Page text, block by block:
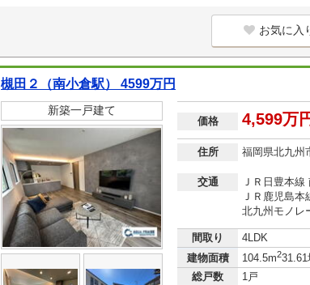
お気に入
槻田２（南小倉駅） 4599万円
新築一戸建て
価格 4,599万
住所 福岡県北九州
交通
ＪＲ日豊本線
ＪＲ鹿児島
北九州モノレ
間取り
4LDK
建物面積
104.5m231.61
総戸数
1戸